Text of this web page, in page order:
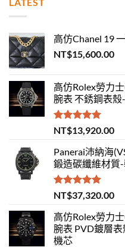
高仿Chanel 19
NT$15,600.00
高仿Rolex勞力
腕表 不銹鋼表
評分5.00
滿分 5
NT$13,920.00
Panerai沛納海
鍛造碳纖維材質
評分5.00
滿分 5
NT$37,320.00
高仿Rolex勞力
腕表 PVD鍍層
機芯